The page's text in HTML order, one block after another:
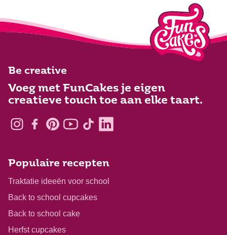
Be creative
Voeg met FunCakes je eigen
creatieve touch toe aan elke taart.
Populaire recepten
Traktatie ideeën voor school
Back to school cupcakes
Back to school cake
Herfst cupcakes